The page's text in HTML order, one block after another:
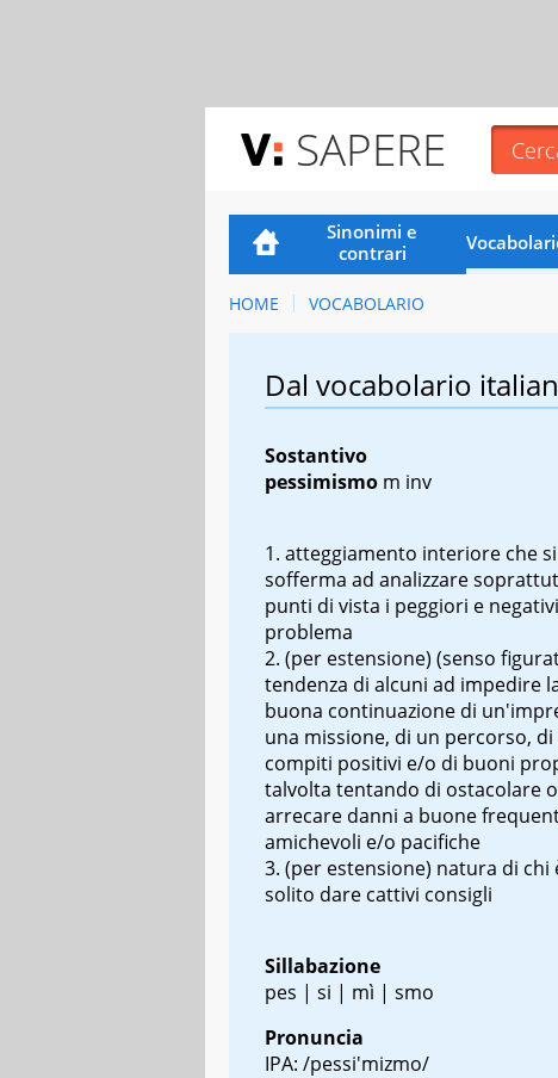
SAPERE
Sinonimi e
contrari
HOME VOCABOLARIO
Dal vocabolario
Sostantivo
pessimismo m inv
atteggiamento interiore che si
sofferma ad analizzare
punti di vista i peggiori e
problema
(per estensione) (senso
tendenza di alcuni ad impedire
buona continuazione di
una missione, di un percorso, di
compiti positivi e/o di buoni
talvolta tentando di ostacolare o
arrecare danni a buone
amichevoli e/o pacifiche
(per estensione) natura di chi
solito dare cattivi consigli
Sillabazione
pes | si | mì | smo
Pronuncia
IPA: /pessi'mizmo/